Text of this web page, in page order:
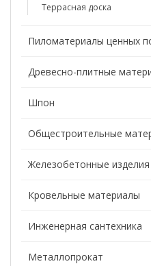
Террасная доска
Пиломатериалы ценных
Древесно-плитные
Шпон
Общестроительные
Железобетонные изделия
Кровельные материалы
Инженерная сантехника
Металлопрокат